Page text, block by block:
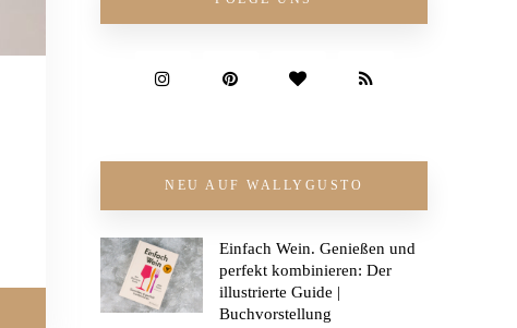
NEU AUF WALLYGUSTO
Einfach Wein. Genießen und
perfekt kombinieren: Der
illustrierte Guide |
Buchvorstellung